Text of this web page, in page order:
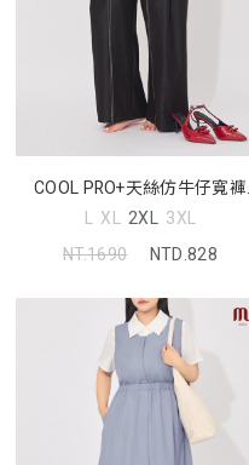
COOL PRO+天絲仿牛仔寬褲
MORE U 中大尺碼褲子
L XL 2XL 3XL
NT.1690
NTD.828